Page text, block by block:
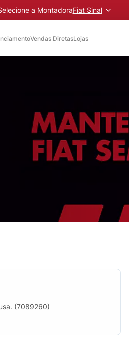
a MontadoraFiat Sinal
Vendas DiretasLojas
(7089260)